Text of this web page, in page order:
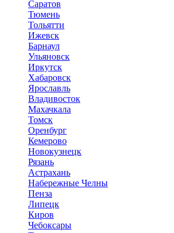
Саратов
Тюмень
Тольятти
Ижевск
Барнаул
Ульяновск
Иркутск
Хабаровск
Ярославль
Владивосток
Махачкала
Томск
Оренбург
Кемерово
Новокузнецк
Рязань
Астрахань
Набережные Челны
Пенза
Липецк
Киров
Чебоксары